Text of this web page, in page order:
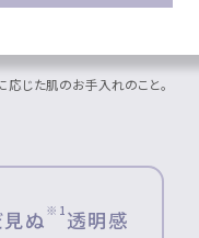
じた肌のお手入れのこと。
見ぬ※1 透明感